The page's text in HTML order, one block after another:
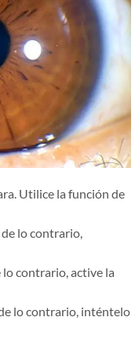
Utilice la función de
de lo contrario,
lo contrario, active la
lo contrario, inténtelo